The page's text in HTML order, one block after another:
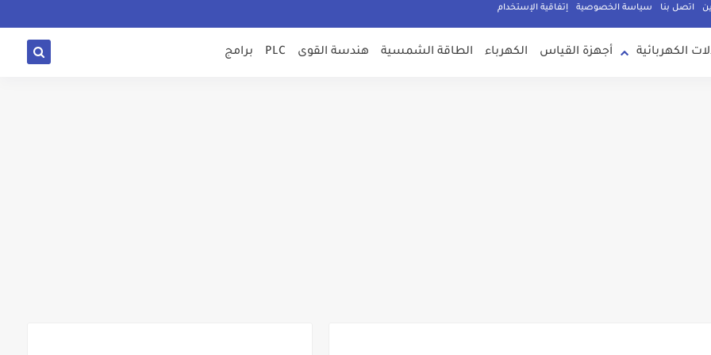
اتصل بنا سياسة الخصوصية إتفاقية الإستخدام
الكهربائية أجهزة القياس الكهرباء الطاقة الشمسية هندسة القوى PLC برامج